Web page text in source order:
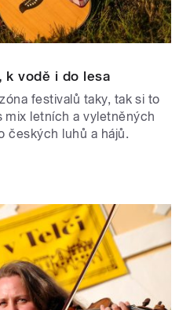
k vodě i do lesa
festivalů taky, tak si to
mix letních a vyletněných
českých luhů a hájů.